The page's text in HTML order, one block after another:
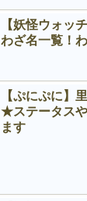
【妖怪ウォッ
わざ名一覧！
【ぷにぷに】
★ステータス
ます